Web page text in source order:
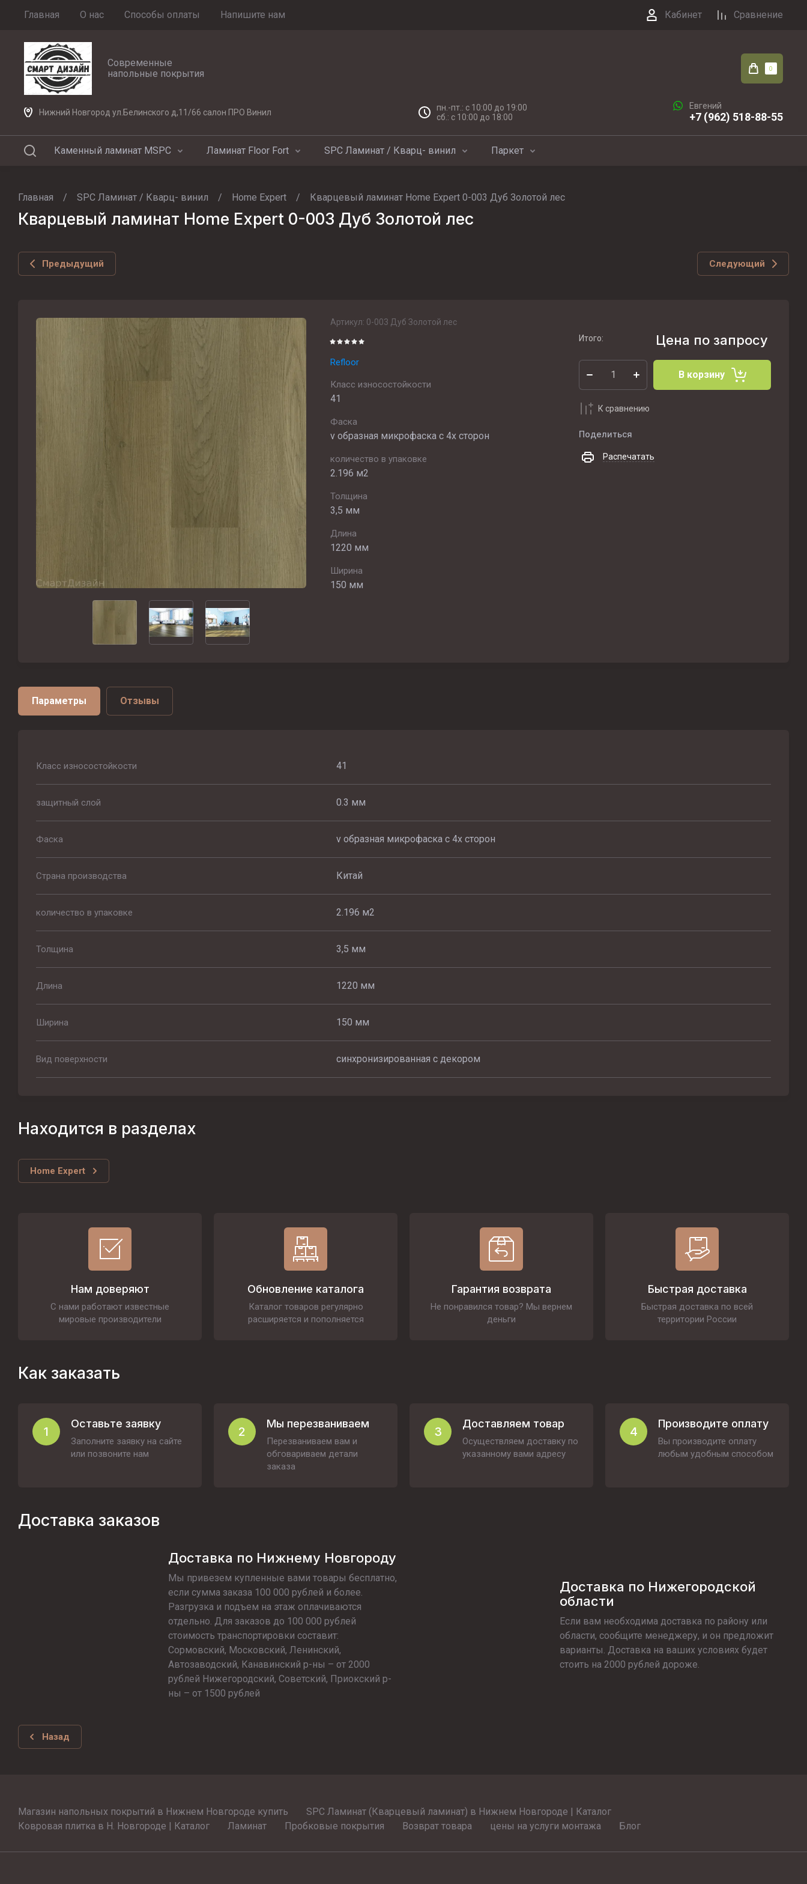
Главная О нас Способы оплаты Напишите нам Кабинет Сравнение
Современные
напольные покрытия
Нижний Новгород ул.Белинского д,11/66 салон ПРО Винил
пн.-пт.: с 10:00 до 19:00
сб.: с 10:00 до 18:00
Евгений
+7 (962) 518-88-55
0
Каменный ламинат MSPC Ламинат Floor Fort SPC Ламинат / Кварц- винил Паркет
Главная / SPC Ламинат / Кварц- винил / Home Expert / Кварцевый ламинат Home Expert 0-003 Дуб Золотой лес
Кварцевый ламинат Home Expert 0-003 Дуб Золотой лес
Предыдущий Следующий
Артикул: 0-003 Дуб Золотой лес
Refloor
Класс износостойкости
41
Фаска
v образная микрофаска с 4х сторон
количество в упаковке
2.196 м2
Толщина
3,5 мм
Длина
1220 мм
Ширина
150 мм
Итого: Цена по запросу
В корзину
К сравнению
Поделиться
Распечатать
Параметры Отзывы
Класс износостойкости 41
защитный слой 0.3 мм
Фаска v образная микрофаска с 4х сторон
Страна производства Китай
количество в упаковке 2.196 м2
Толщина 3,5 мм
Длина 1220 мм
Ширина 150 мм
Вид поверхности синхронизированная с декором
Находится в разделах
Home Expert
Нам доверяют
С нами работают известные
мировые производители
Обновление каталога
Каталог товаров регулярно
расширяется и пополняется
Гарантия возврата
Не понравился товар? Мы вернем
деньги
Быстрая доставка
Быстрая доставка по всей
территории России
Как заказать
1
Оставьте заявку
Заполните заявку на сайте
или позвоните нам
2
Мы перезваниваем
Перезваниваем вам и
обговариваем детали
заказа
3
Доставляем товар
Осуществляем доставку по
указанному вами адресу
4
Производите оплату
Вы производите оплату
любым удобным способом
Доставка заказов
Доставка по Нижнему Новгороду
Мы привезем купленные вами товары бесплатно,
если сумма заказа 100 000 рублей и более.
Разгрузка и подъем на этаж оплачиваются
отдельно. Для заказов до 100 000 рублей
стоимость транспортировки составит:
Сормовский, Московский, Ленинский,
Автозаводский, Канавинский р-ны – от 2000
рублей Нижегородский, Советский, Приокский р-
ны – от 1500 рублей
Доставка по Нижегородской
области
Если вам необходима доставка по району или
области, сообщите менеджеру, и он предложит
варианты. Доставка на ваших условиях будет
стоить на 2000 рублей дороже.
Назад
Магазин напольных покрытий в Нижнем Новгороде купить
SPC Ламинат (Кварцевый ламинат) в Нижнем Новгороде | Каталог
Ковровая плитка в Н. Новгороде | Каталог
Ламинат Пробковые покрытия Возврат товара цены на услуги монтажа Блог